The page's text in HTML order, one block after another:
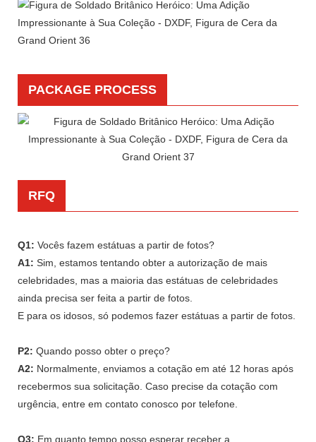
PACKAGE PROCESS
RFQ
Q1: Vocês fazem estátuas a partir de fotos?
A1: Sim, estamos tentando obter a autorização de mais
celebridades, mas a maioria das estátuas de celebridades
ainda precisa ser feita a partir de fotos.
E para os idosos, só podemos fazer estátuas a partir de fotos.
P2: Quando posso obter o preço?
A2: Normalmente, enviamos a cotação em até 12 horas após
recebermos sua solicitação. Caso precise da cotação com
urgência, entre em contato conosco por telefone.
Q3: Em quanto tempo posso esperar receber a